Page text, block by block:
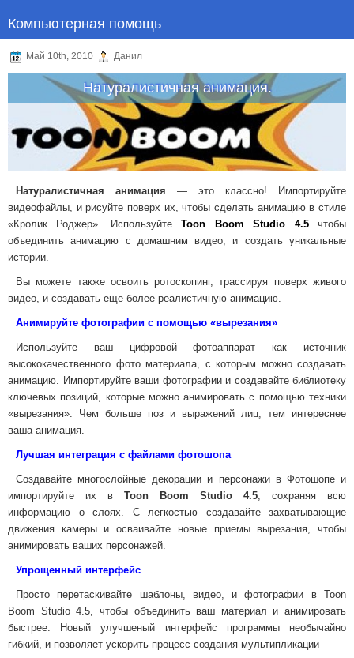
Компьютерная помощь
Май 10th, 2010 Данил
Натуралистичная анимация.
Натуралистичная анимация — это классно! Импортируйте
видеофайлы, и рисуйте поверх их, чтобы сделать анимацию в стиле
«Кролик Роджер». ИспользуйтеToon Boom Studio 4.5чтобы
объединить анимацию с домашним видео, и создать уникальные
истории.
Вы можете также освоить ротоскопинг, трассируя поверх живого
видео, и создавать еще более реалистичную анимацию.
Анимируйте фотографии с помощью «вырезания»
Используйте ваш цифровой фотоаппарат как источник
высококачественного фото материала, с которым можно создавать
анимацию. Импортируйте ваши фотографии и создавайте библиотеку
ключевых позиций, которые можно анимировать с помощью техники
«вырезания». Чем больше поз и выражений лиц, тем интереснее
ваша анимация.
Лучшая интеграция с файлами фотошопа
Создавайте многослойные декорации и персонажи в Фотошопе и
импортируйте их в Toon Boom Studio 4.5, сохраняя всю
информацию о слоях. С легкостью создавайте захватывающие
движения камеры и осваивайте новые приемы вырезания, чтобы
анимировать ваших персонажей.
Упрощенный интерфейс
Просто перетаскивайте шаблоны, видео, и фотографии в Toon
Boom Studio 4.5, чтобы объединить ваш материал и анимировать
быстрее. Новый улучшеный интерфейс программы необычайно
гибкий, и позволяет ускорить процесс создания мультипликации